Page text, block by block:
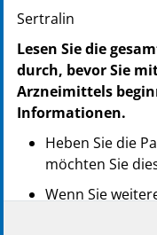
PZN: 16804189
PPN: 111680418932
Sertralin
Lesen Sie die
durch, bevor Sie
Arzneimittels
Informationen.
Heben Sie die
möchten Sie
Wenn Sie
an Ihren Arzt